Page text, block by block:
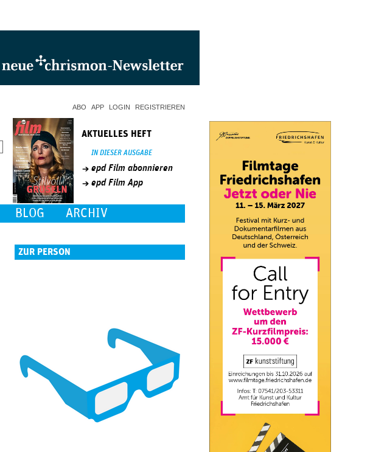
ABO APP LOGIN REGISTRIEREN
AKTUELLES HEFT
IN DIESER AUSGABE
epd Film abonnieren
epd Film App
BLOG ARCHIV
ZUR PERSON